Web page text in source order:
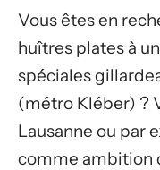
Vous êtes en
huîtres plates à
spéciales
(métro Kléber) ?
Lausanne ou par
comme ambition